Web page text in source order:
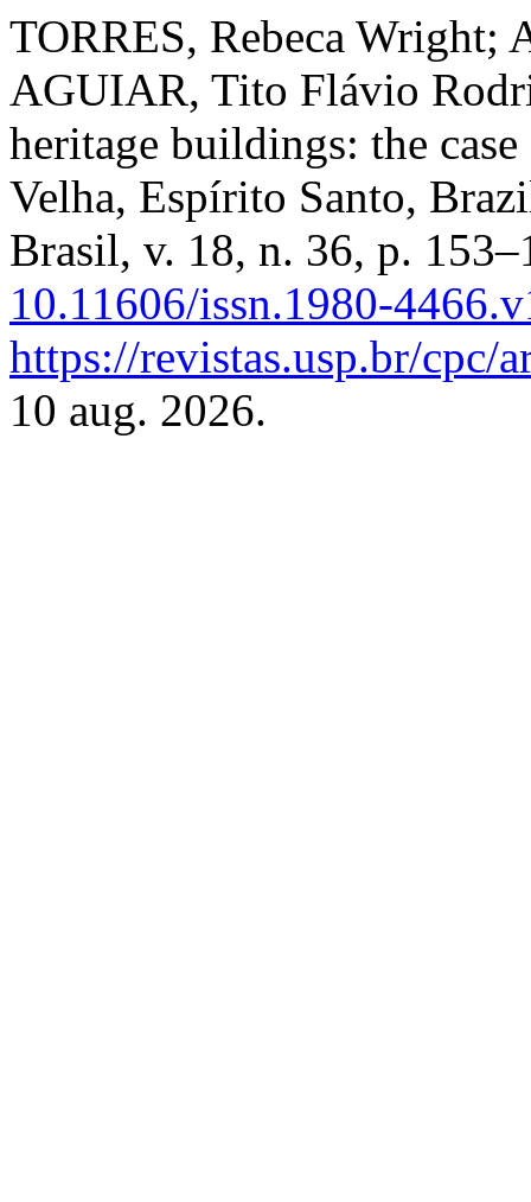
TORRES, Rebeca Wright;
AGUIAR, Tito Flávio
heritage buildings: the
Velha, Espírito Santo,
Brasil, v. 18, n. 36, p.
10.11606/issn.1980-
https://revistas.usp.br/cpc/
10 aug. 2026.